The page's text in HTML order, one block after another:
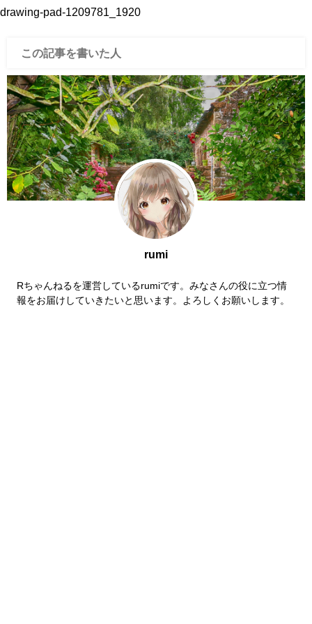
drawing-pad-1209781_1920
この記事を書いた人
rumi
Rちゃんねるを運営しているrumiです。みなさんの役に立つ情
報をお届けしていきたいと思います。よろしくお願いします。